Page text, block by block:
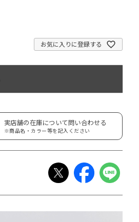
お気に入りに登録する
実店舗の在庫について問い合わせる
※商品名・カラー等を記入ください